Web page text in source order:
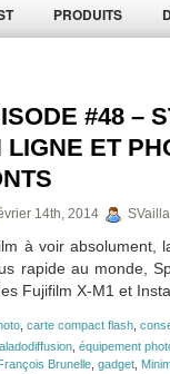
PRODUITS
#48 –
LIGNE ET
14th, 2014
à voir absolument,
rapide au monde,
Fujifilm X-M1 et
carte compact flash
équipement
Brunelle gadget